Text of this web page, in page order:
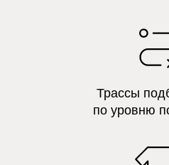
Трассы
по уровню